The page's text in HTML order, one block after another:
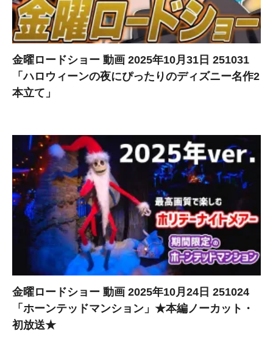
金曜ロードショー 動画 2025年10月31日 251031
「ハロウィーンの夜にぴったりのディズニー名作2
本立て」
金曜ロードショー 動画 2025年10月24日 251024
「ホーンテッドマンション」★本編ノーカット・
初放送★